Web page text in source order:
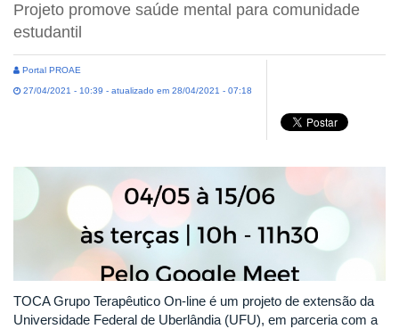
Projeto promove saúde mental para comunidade
estudantil
Portal PROAE
27/04/2021 - 10:39 - atualizado em 28/04/2021 - 07:18
TOCA Grupo Terapêutico On-line é um projeto de extensão da
Universidade Federal de Uberlândia (UFU), em parceria com a